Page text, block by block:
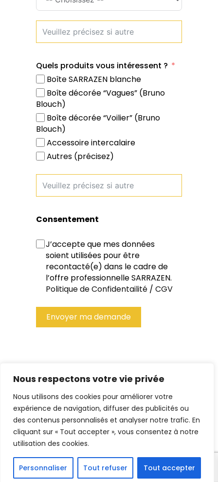
Nous respectons votre vie privée
Nous utilisons des cookies pour améliorer votre
expérience de navigation, diffuser des publicités ou
des contenus personnalisés et analyser notre trafic. En
cliquant sur « Tout accepter », vous consentez à notre
utilisation des cookies.
Personnaliser Tout refuser Tout accepter
Quels produits vous intéressent ?
Boîte SARRAZEN blanche
Boîte décorée “Vagues” (Bruno
Blouch)
Boîte décorée “Voilier” (Bruno
Blouch)
Accessoire intercalaire
Autres (précisez)
Consentement
J’accepte que mes données
soient utilisées pour être
recontacté(e) dans le cadre de
l’offre professionnelle SARRAZEN.
Politique de Confidentailité /CGV
Envoyer ma demande